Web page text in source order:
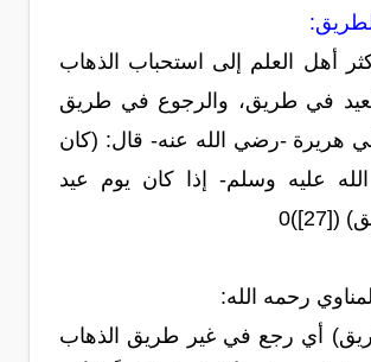
أهل العلم إلى استحباب الذهاب
في طريق، والرجوع في طريق
هريرة -رضي الله عنه- قال: (كان
الله عليه وسلم- إذا كان يوم عيد
رحمه الله:
أي رجع في غير طريق الذهاب